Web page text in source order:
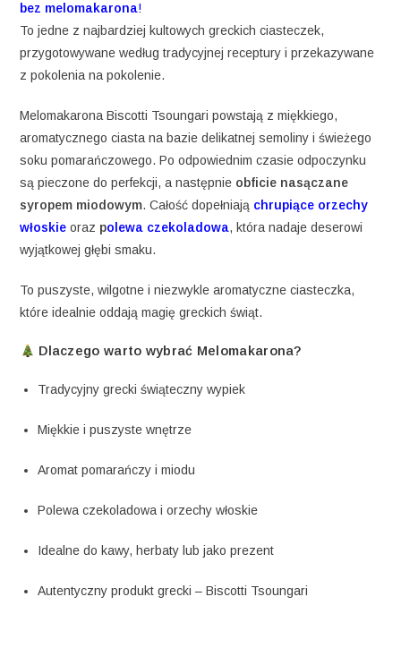
bez melomakarona!
To jedne z najbardziej kultowych greckich ciasteczek,
przygotowywane według tradycyjnej receptury i przekazywane
z pokolenia na pokolenie.
Melomakarona Biscotti Tsoungari powstają z miękkiego,
aromatycznego ciasta na bazie delikatnej semoliny i świeżego
soku pomarańczowego. Po odpowiednim czasie odpoczynku
są pieczone do perfekcji, a następnie obficie nasączane
syropem miodowym. Całość dopełniają chrupiące orzechy
włoskie oraz polewa czekoladowa, która nadaje deserowi
wyjątkowej głębi smaku.
To puszyste, wilgotne i niezwykle aromatyczne ciasteczka,
które idealnie oddają magię greckich świąt.
Dlaczego warto wybrać Melomakarona?
Tradycyjny grecki świąteczny wypiek
Miękkie i puszyste wnętrze
Aromat pomarańczy i miodu
Polewa czekoladowa i orzechy włoskie
Idealne do kawy, herbaty lub jako prezent
Autentyczny produkt grecki – Biscotti Tsoungari